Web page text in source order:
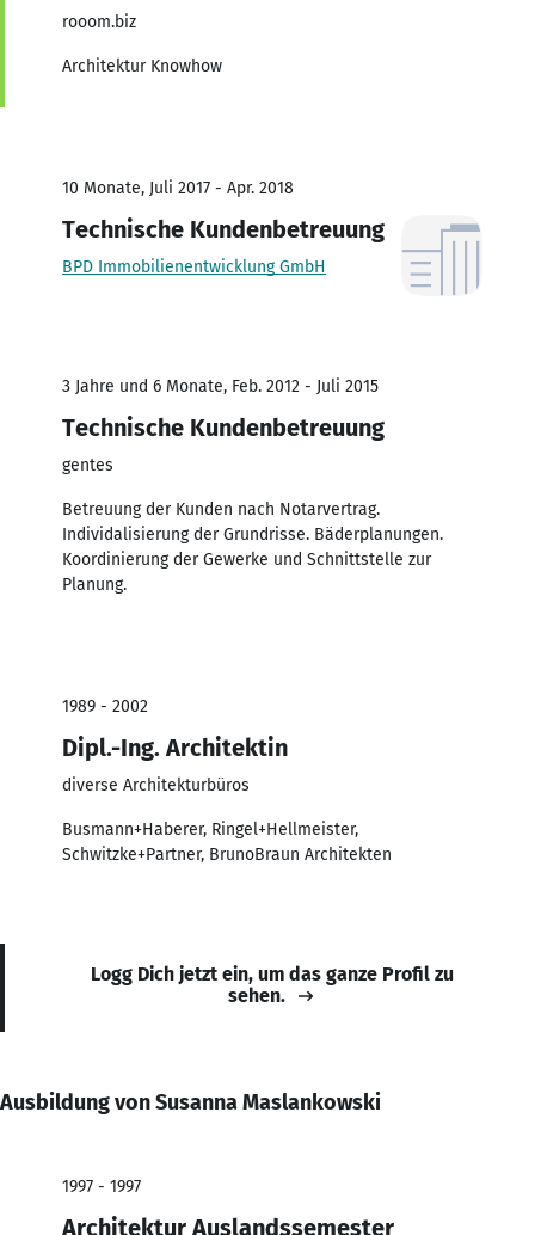
rooom.biz
Architektur Knowhow
10 Monate, Juli 2017 - Apr. 2018
Technische Kundenbetreuung
BPD Immobilienentwicklung GmbH
3 Jahre und 6 Monate, Feb. 2012 - Juli 2015
Technische Kundenbetreuung
gentes
Betreuung der Kunden nach Notarvertrag.
Individalisierung der Grundrisse. Bäderplanungen.
Koordinierung der Gewerke und Schnittstelle zur
Planung.
1989 - 2002
Dipl.-Ing. Architektin
diverse Architekturbüros
Busmann+Haberer, Ringel+Hellmeister,
Schwitzke+Partner, BrunoBraun Architekten
Logg Dich jetzt ein, um das ganze Profil zu
sehen.
Ausbildung von Susanna Maslankowski
1997 - 1997
Architektur Auslandssemester